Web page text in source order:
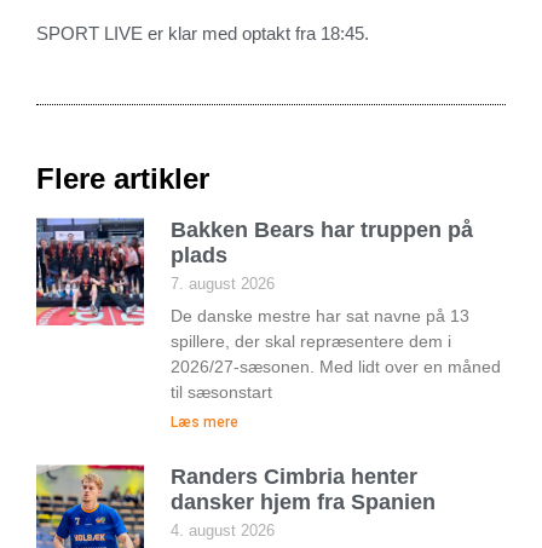
SPORT LIVE er klar med optakt fra 18:45.
Flere artikler
Bakken Bears har truppen på
plads
7. august 2026
De danske mestre har sat navne på 13
spillere, der skal repræsentere dem i
2026/27-sæsonen. Med lidt over en måned
til sæsonstart
Læs mere
Randers Cimbria henter
dansker hjem fra Spanien
4. august 2026